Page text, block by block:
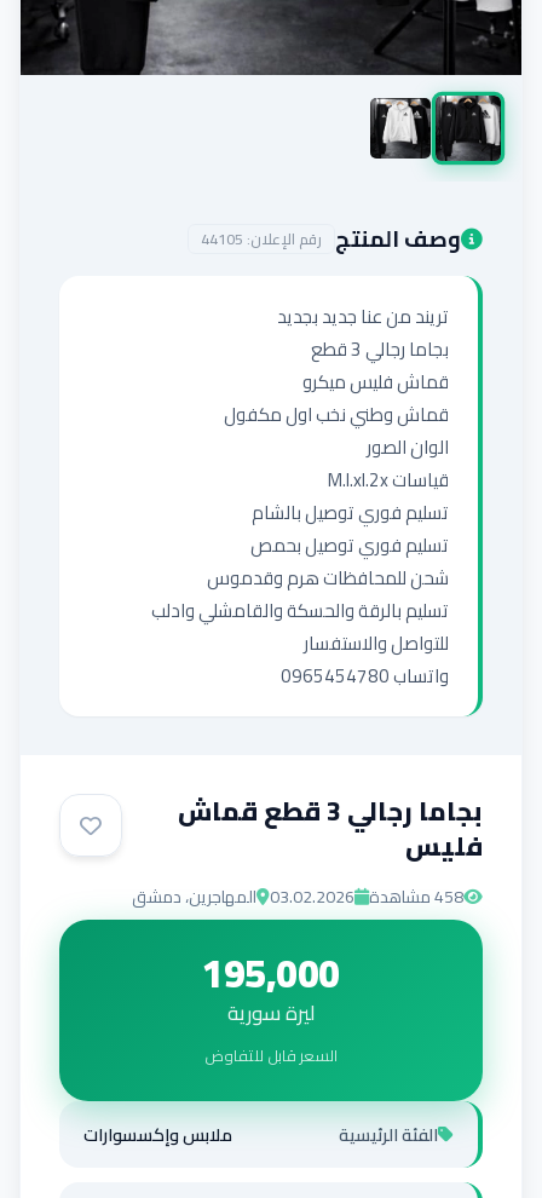
إضافة إعلان
وصف المنتج رقم الإعلان: 44105
واتساب 0965454780
بجاما رجالي 3 قطع قماش
فليس
458مشاهدة 03.02.2026 المهاجرين، دمشق
195,000
ليرة سورية
السعر قابل للتفاوض
الفئة الرئيسية ملابس وإكسسوارات